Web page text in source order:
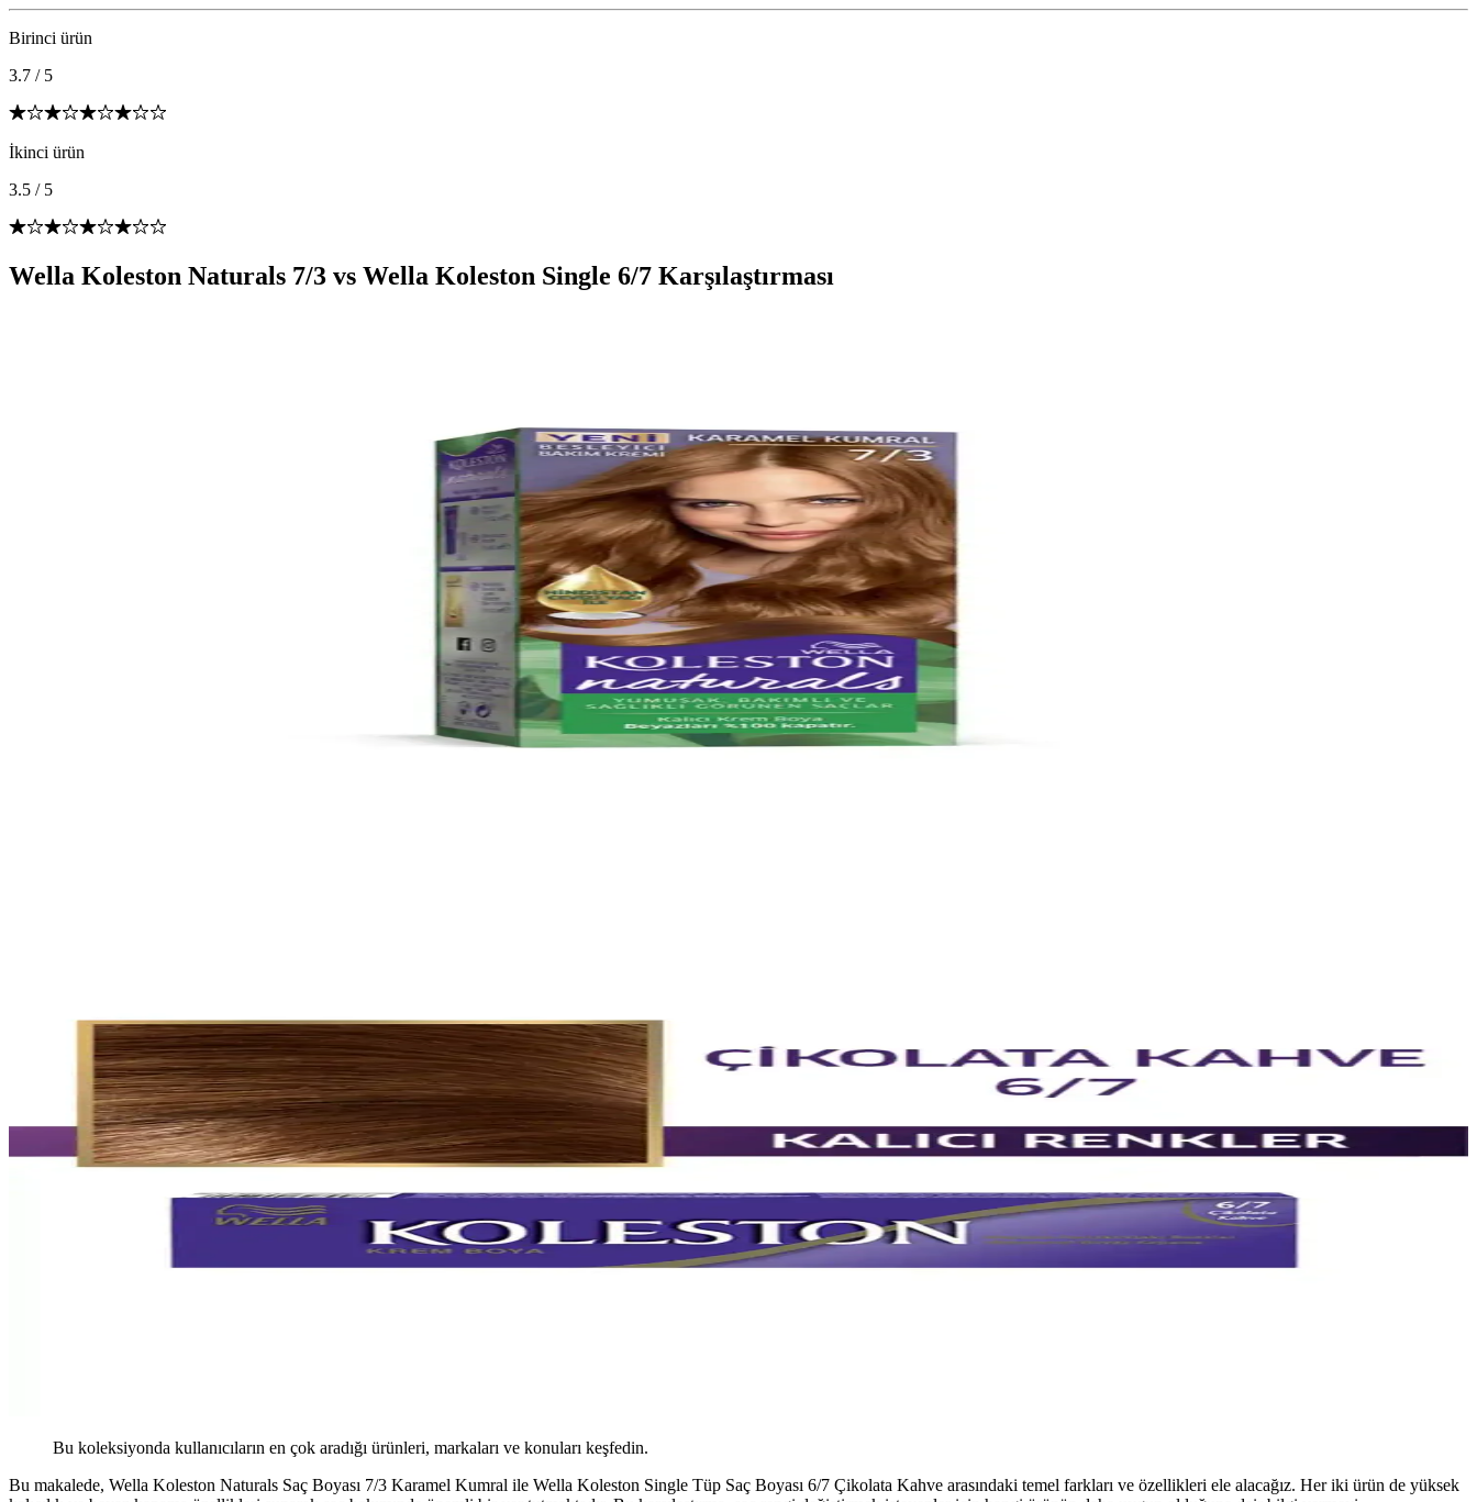
Birinci ürün
3.7 / 5
İkinci ürün
3.5 / 5
Wella Koleston Naturals 7/3 vs Wella Koleston Single 6/7 Karşılaştırması
Bu koleksiyonda kullanıcıların en çok aradığı ürünleri, markaları ve konuları keşfedin.
Bu makalede, Wella Koleston Naturals Saç Boyası 7/3 Karamel Kumral ile Wella Koleston Single Tüp Saç Boyası 6/7 Çikolata Kahve arasındaki temel farkları ve özellikleri ele alacağız. Her iki ürün de yüksek